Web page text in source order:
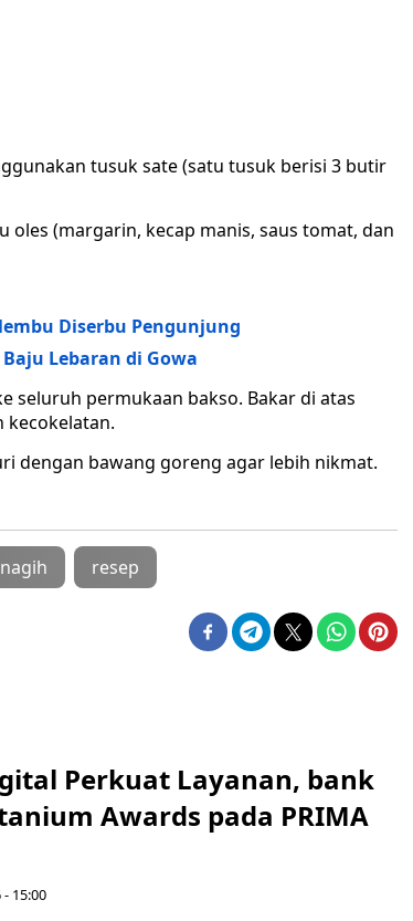
tusuk sate (satu tusuk berisi 3 butir
oles (margarin, kecap manis, saus tomat, dan
Diserbu Pengunjung
Lebaran di Gowa
seluruh permukaan bakso. Bakar di atas
kecokelatan.
dengan bawang goreng agar lebih nikmat.
nagih resep
Perkuat Layanan, bank
Awards pada PRIMA
15:00